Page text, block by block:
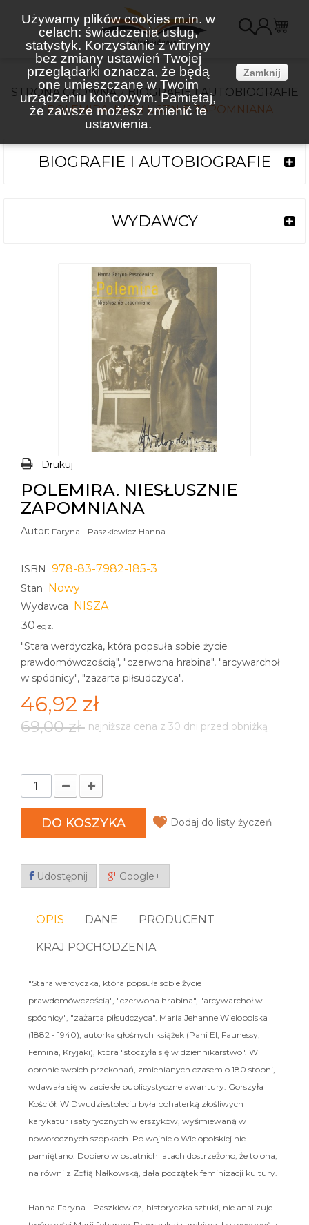
Używamy plików cookies m.in. w
celach: świadczenia usług,
statystyk. Korzystanie z witryny
bez zmiany ustawień Twojej
przeglądarki oznacza, że będą
one umieszczane w Twoim
urządzeniu końcowym. Pamiętaj,
że zawsze możesz zmienić te
ustawienia.
Zamknij
STRONA GŁÓWNA
BIOGRAFIE I AUTOBIOGRAFIE
POLEMIRA. NIESŁUSZNIE ZAPOMNIANA
BIOGRAFIE I AUTOBIOGRAFIE
WYDAWCY
Drukuj
POLEMIRA. NIESŁUSZNIE
ZAPOMNIANA
Autor: Faryna - Paszkiewicz Hanna
ISBN 978-83-7982-185-3
Stan Nowy
Wydawca NISZA
30 egz.
"Stara werdyczka, która popsuła sobie życie
prawdomówczością", "czerwona hrabina", "arcywarchoł
w spódnicy", "zażarta piłsudczyca".
46,92 zł
69,00 zł najniższa cena z 30 dni przed obniżką
DO KOSZYKA Dodaj do listy życzeń
Udostępnij Google+
OPIS DANE PRODUCENT
KRAJ POCHODZENIA
"Stara werdyczka, która popsuła sobie życie
prawdomówczością", "czerwona hrabina", "arcywarchoł w
spódnicy", "zażarta piłsudczyca". Maria Jehanne Wielopolska
(1882 - 1940), autorka głośnych książek (Pani El, Faunessy,
Femina, Kryjaki), która "stoczyła się w dziennikarstwo". W
obronie swoich przekonań, zmienianych czasem o 180 stopni,
wdawała się w zaciekłe publicystyczne awantury. Gorszyła
Kościół. W Dwudziestoleciu była bohaterką złośliwych
karykatur i satyrycznych wierszyków, wyśmiewaną w
noworocznych szopkach. Po wojnie o Wielopolskiej nie
pamiętano. Dopiero w ostatnich latach dostrzeżono, że to ona,
na równi z Zofią Nałkowską, dała początek feminizacji kultury.
Hanna Faryna - Paszkiewicz, historyczka sztuki, nie analizuje